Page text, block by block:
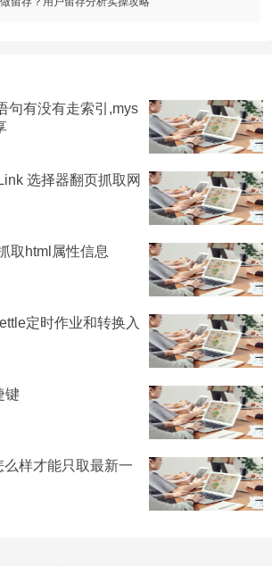
句有没有走索引,mys
选择器翻页抓取网
取html属性信息
定时作业和转换入
键
样才能只取最新一